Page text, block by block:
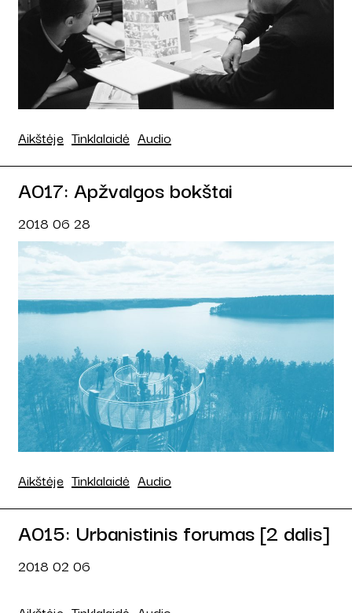
Aikštėje Tinklalaidė Audio
A017: Apžvalgos bokštai
2018 06 28
Aikštėje Tinklalaidė Audio
A015: Urbanistinis forumas [2 dalis]
2018 02 06